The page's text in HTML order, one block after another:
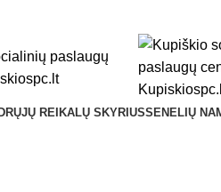
REIKALŲ SKYRIUSSENELIŲ